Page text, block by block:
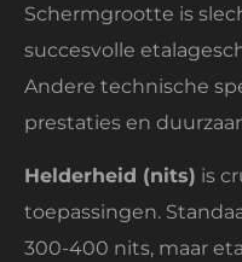
Schermgrootte is
succesvolle
Andere technische
prestaties en
Helderheid (nits) is
toepassingen.
300-400 nits, maar